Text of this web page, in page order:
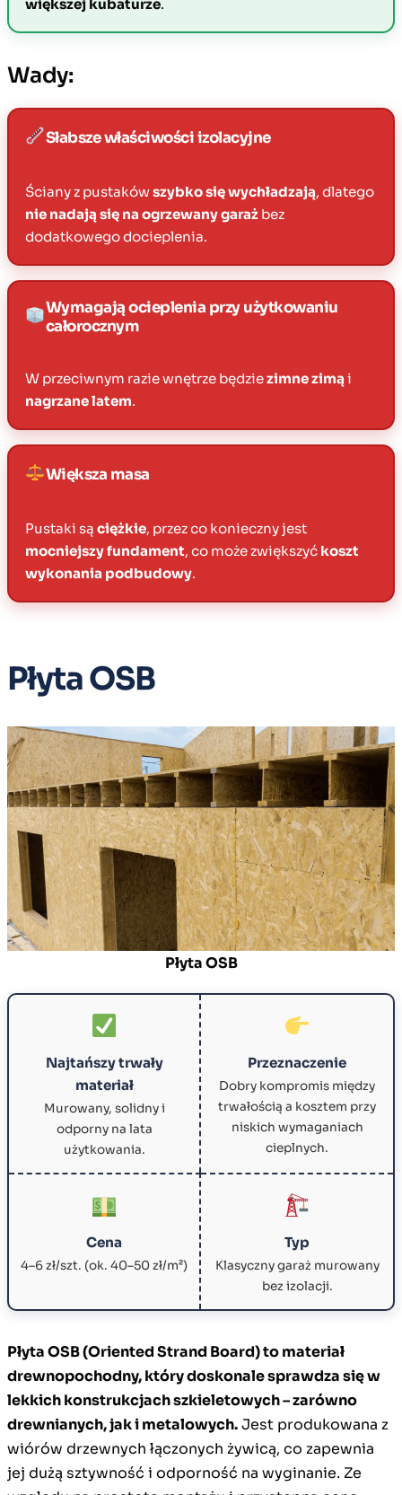
większej kubaturze.
Wady:
Słabsze właściwości izolacyjne
Ściany z pustakówszybko się wychładzają, dlatego
nie nadają się na ogrzewany garaż bez
dodatkowego docieplenia.
Wymagają ocieplenia przy użytkowaniu
całorocznym
W przeciwnym razie wnętrze będziezimne zimą i
nagrzane latem.
Większa masa
Pustaki są ciężkie, przez co konieczny jest
mocniejszy fundament, co może zwiększyć koszt
wykonania podbudowy.
Płyta OSB
Płyta OSB
Najtańszy trwały
materiał
Murowany, solidny i
odporny na lata
użytkowania.
Przeznaczenie
Dobry kompromis między
trwałością a kosztem przy
niskich wymaganiach
cieplnych.
Cena
4–6 zł/szt. (ok. 40–50 zł/m²)
Typ
Klasyczny garaż murowany
bez izolacji.
Płyta OSB (Oriented Strand Board) to materiał
drewnopochodny, który doskonale sprawdza się w
lekkich konstrukcjach szkieletowych – zarówno
drewnianych, jak i metalowych.Jest produkowana z
wiórów drzewnych łączonych żywicą, co zapewnia
jej dużą sztywność i odporność na wyginanie. Ze